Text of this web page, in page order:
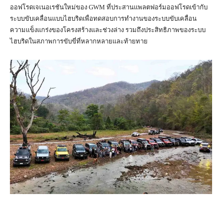
ออฟโรดเจเนอเรชันใหม่ของ GWM ที่ประสานแพลตฟอร์มออฟโรดเข้ากับ
ระบบขับเคลื่อนแบบไฮบริดเพื่อทดสอบการทำงานของระบบขับเคลื่อน
ความแข็งแกร่งของโครงสร้างและช่วงล่าง รวมถึงประสิทธิภาพของระบบ
ไฮบริดในสภาพการขับขี่ที่หลากหลายและท้ายทาย